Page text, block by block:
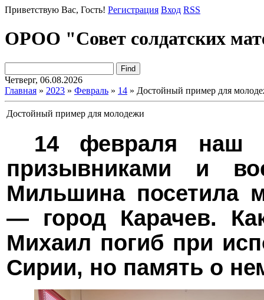
Приветствую Вас, Гость! Регистрация Вход RSS
ОРОО "Совет солдатских
Четверг, 06.08.2026
Главная » 2023 » Февраль » 14 » Достойный пример для
Достойный пример для молодежи
14 февраля наш
призывниками и
Мильшина посетила
— город Карачев.
Михаил погиб при
Сирии, но память о